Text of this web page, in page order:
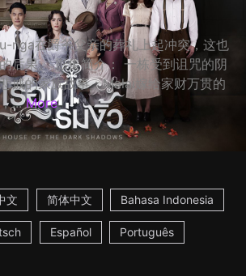
nga在爵爷父亲的葬礼上起冲突，这也
后果。 影集简介： 一栋受到诅咒的阴
戚的家族故事：Malai嫁给家财万贯的
... More
文 简体中文 Bahasa Indonesia
Español Português